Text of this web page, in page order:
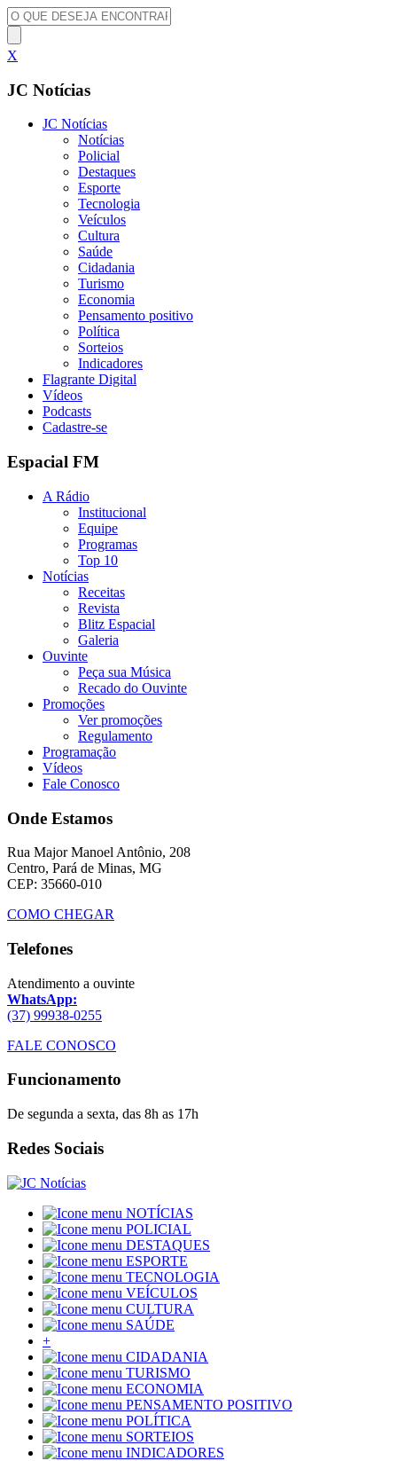
X
JC Notícias
JC Notícias
Notícias
Policial
Destaques
Esporte
Tecnologia
Veículos
Cultura
Saúde
Cidadania
Turismo
Economia
Pensamento positivo
Política
Sorteios
Indicadores
Flagrante Digital
Vídeos
Podcasts
Cadastre-se
Espacial FM
A Rádio
Institucional
Equipe
Programas
Top 10
Notícias
Receitas
Revista
Blitz Espacial
Galeria
Ouvinte
Peça sua Música
Recado do Ouvinte
Promoções
Ver promoções
Regulamento
Programação
Vídeos
Fale Conosco
Onde Estamos
Rua Major Manoel Antônio, 208
Centro, Pará de Minas, MG
CEP: 35660-010
COMO CHEGAR
Telefones
Atendimento a ouvinte
WhatsApp:
(37) 99938-0255
FALE CONOSCO
Funcionamento
De segunda a sexta, das 8h as 17h
Redes Sociais
NOTÍCIAS
POLICIAL
DESTAQUES
ESPORTE
TECNOLOGIA
VEÍCULOS
CULTURA
SAÚDE
+
CIDADANIA
TURISMO
ECONOMIA
PENSAMENTO POSITIVO
POLÍTICA
SORTEIOS
INDICADORES